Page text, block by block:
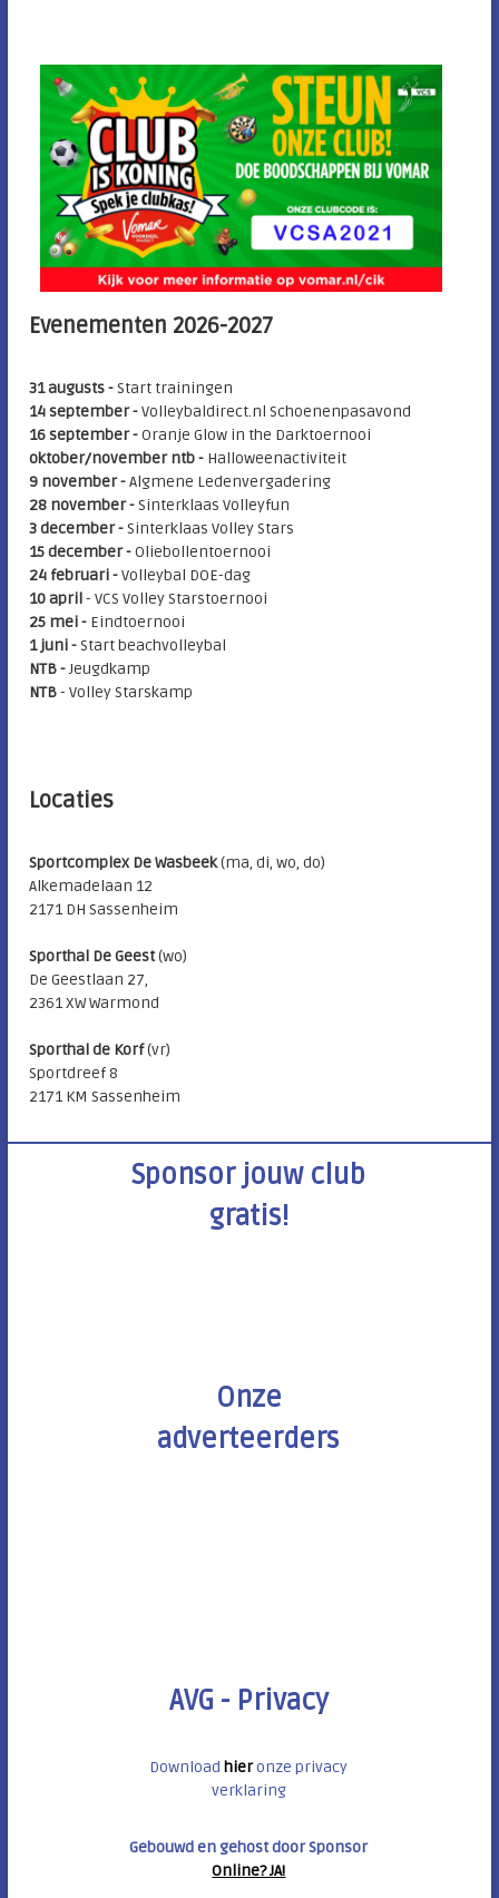
Evenementen 2026-2027
31 augusts -Start trainingen
14 september -Volleybaldirect.nl Schoenenpasavond
16 september -Oranje Glow in the Darktoernooi
oktober/november ntb - Halloweenactiviteit
9 november -Algmene Ledenvergadering
28 november -Sinterklaas Volleyfun
3 december -Sinterklaas Volley Stars
15 december -Oliebollentoernooi
24 februari -Volleybal DOE-dag
10 april- VCS Volley Starstoernooi
25 mei- Eindtoernooi
1 juni -Start beachvolleybal
NTB -Jeugdkamp
NTB- Volley Starskamp
Locaties
Sportcomplex De Wasbeek(ma, di, wo, do)
Alkemadelaan 12
2171 DH Sassenheim
Sporthal De Geest(wo)
De Geestlaan 27,
2361 XW Warmond
Sporthal de Korf(vr)
Sportdreef 8
2171 KM Sassenheim
Sponsor jouw club
gratis!
Onze
adverteerders
AVG - Privacy
Download hieronze privacy
verklaring
Gebouwd en gehost door Sponsor
Online? JA!